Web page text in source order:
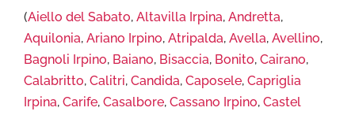
(Aiello del Sabato, Altavilla Irpina, Andretta,
Aquilonia, Ariano Irpino, Atripalda, Avella, Avellino,
Bagnoli Irpino, Baiano, Bisaccia, Bonito, Cairano,
Calabritto, Calitri, Candida, Caposele, Capriglia
Irpina, Carife, Casalbore, Cassano Irpino, Castel